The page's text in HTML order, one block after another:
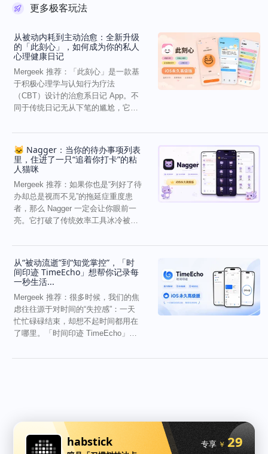
habstick 专享 ￥ 29
更多极客玩法
从被动内耗到主动治愈：全新升级
的「此刻心」，如何成为你的私人
心理健康日记
Mergeek 推荐：「此刻心」是一款基
于积极心理学与认知行为疗法
（CBT）设计的治愈系日记 App。不
同于传统日记无从下笔的尴尬，它通
🐱 Nagger：当你的待办事项列表
里，住进了一只“追着你打卡”的粘
人猫咪
Mergeek 推荐：如果你也是“列好了待
办却总是视而不见”的拖延症重度患
者，那么 Nagger 一定会让你眼前一
亮。它打破了传统效率工具冰冷被动
从“被动流逝”到“知觉掌控”，「时
间印迹 TimeEcho」想帮你记录每
一秒生活...
Mergeek 推荐：很多时候，我们的焦
虑往往源于对时间的“失控感”：一天
忙忙碌碌结束，却想不起时间都用在
了哪里。「时间印迹 TimeEcho」的